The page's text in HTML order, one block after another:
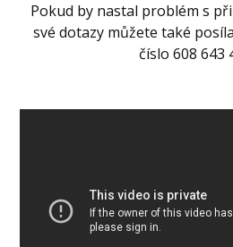
Pokud by nastal problém s
své dotazy můžete také
číslo 608 643